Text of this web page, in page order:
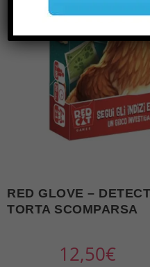
RED GLOVE –
TORTA SCOMPARSA
12,50€